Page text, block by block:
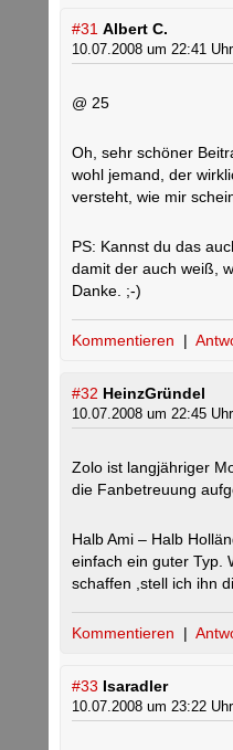
#31 Albert C.
10.07.2008 um 22:41 Uhr
@ 25
Oh, sehr schöner
wohl jemand, der
versteht, wie mir
PS: Kannst du das
damit der auch weiß,
Danke. ;-)
Kommentieren |
#32 HeinzGründel
10.07.2008 um 22:45 Uhr
Zolo ist langjähriger
die Fanbetreuung
Halb Ami – Halb
einfach ein guter Typ.
schaffen ,stell ich ihn
Kommentieren |
#33 Isaradler
10.07.2008 um 23:22 Uhr